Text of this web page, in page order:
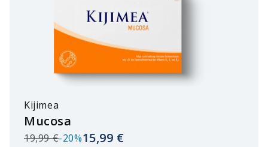
Kijimea
Mucosa
19,99 €-20%15,99 €